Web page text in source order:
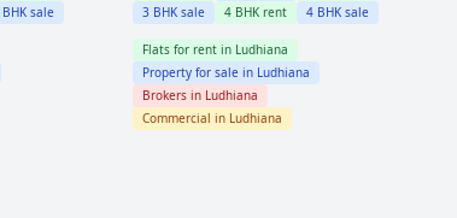
BHK sale
3 BHK sale 4 BHK rent 4 BHK sale
Flats for rent in Ludhiana
Property for sale in Ludhiana
Brokers in Ludhiana
Commercial in Ludhiana